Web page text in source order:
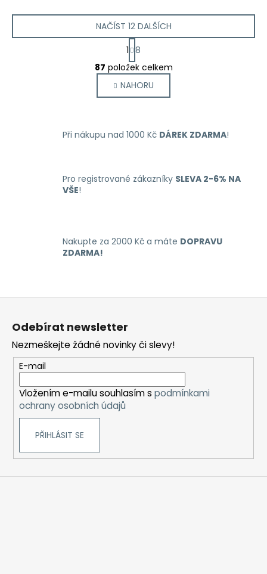
O
v
l
á
a
c
r
ý
u
NAČÍST 12 DALŠÍCH
S
t
r
á
n
k
á
1 8
87 položek celkem
NAHORU
Při nákupu nad 1000 Kč DÁREK ZDARMA!
Pro registrované zákazníky SLEVA 2-6% NA
VŠE!
Nakupte za 2000 Kč a máte DOPRAVU
ZDARMA!
Z
Odebírat newsletter
Nezmeškejte žádné novinky či slevy!
E-mail
Vložením e-mailu souhlasím s podmínkami
ochrany osobních údajů
PŘIHLÁSIT SE